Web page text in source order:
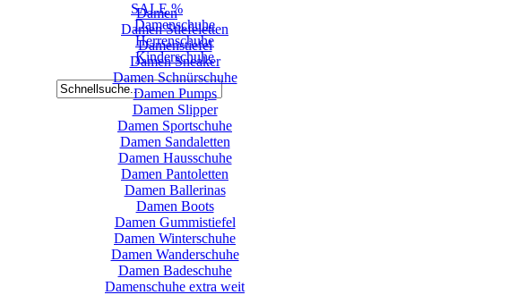
SALE %
Damenschuhe
Herrenschuhe
Kinderschuhe
Damen
Damen Stiefeletten
Damenstiefel
Damen Sneaker
Damen Schnürschuhe
Damen Pumps
Damen Slipper
Damen Sportschuhe
Damen Sandaletten
Damen Hausschuhe
Damen Pantoletten
Damen Ballerinas
Damen Boots
Damen Gummistiefel
Damen Winterschuhe
Damen Wanderschuhe
Damen Badeschuhe
Damenschuhe extra weit